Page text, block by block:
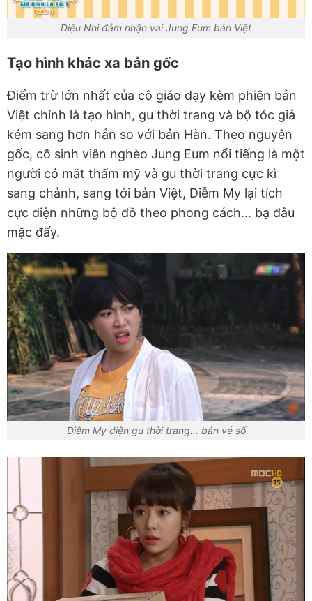
Diệu Nhi đảm nhận vai Jung Eum bản Việt
Tạo hình khác xa bản gốc
Điểm trừ lớn nhất của cô giáo dạy kèm phiên bản
Việt chính là tạo hình, gu thời trang và bộ tóc giả
kém sang hơn hẳn so với bản Hàn. Theo nguyên
gốc, cô sinh viên nghèo Jung Eum nổi tiếng là một
người có mắt thẩm mỹ và gu thời trang cực kì
sang chảnh, sang tới bản Việt, Diễm My lại tích
cực diện những bộ đồ theo phong cách... bạ đâu
mặc đấy.
Diễm My diện gu thời trang... bán vé số